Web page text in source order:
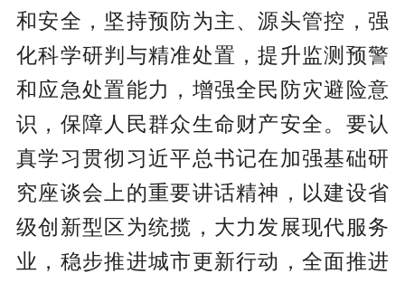
和安全，坚持预防为主、源头管控，强
化科学研判与精准处置，提升监测预警
和应急处置能力，增强全民防灾避险意
识，保障人民群众生命财产安全。要认
真学习贯彻习近平总书记在加强基础研
究座谈会上的重要讲话精神，以建设省
级创新型区为统揽，大力发展现代服务
业，稳步推进城市更新行动，全面推进